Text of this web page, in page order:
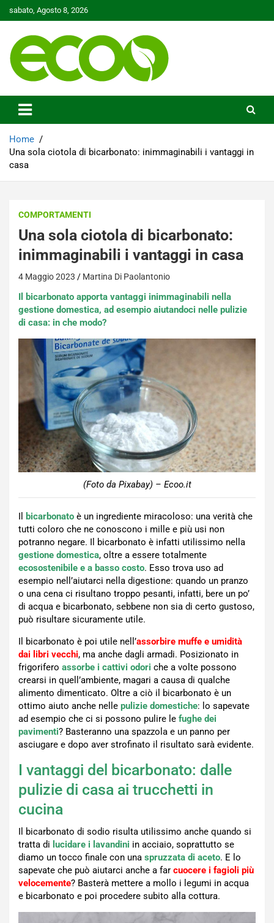
to
sabato, Agosto 8, 2026
Ecoo.it
Home
Una sola ciotola di bicarbonato: inimmaginabili i vantaggi in
casa
COMPORTAMENTI
Una sola ciotola di bicarbonato:
inimmaginabili i vantaggi in casa
4 Maggio 2023 Martina Di Paolantonio
Il bicarbonato apporta vantaggi inimmaginabili nella
gestione domestica, ad esempio aiutandoci nelle pulizie
di casa: in che modo?
(Foto da Pixabay) – Ecoo.it
Il bicarbonato è un ingrediente miracoloso: una verità che
tutti coloro che ne conoscono i mille e più usi non
potranno negare. Il bicarbonato è infatti utilissimo nella
gestione domestica, oltre a essere totalmente
ecosostenibile e a basso costo. Esso trova uso ad
esempio nell’aiutarci nella digestione: quando un pranzo
o una cena ci risultano troppo pesanti, infatti, bere un po’
di acqua e bicarbonato, sebbene non sia di certo gustoso,
può risultare sicuramente utile.
Il bicarbonato è poi utile nell’assorbire muffe e umidità
dai libri vecchi, ma anche dagli armadi. Posizionato in
frigorifero assorbe i cattivi odori che a volte possono
crearsi in quell’ambiente, magari a causa di qualche
alimento dimenticato. Oltre a ciò il bicarbonato è un
ottimo aiuto anche nelle pulizie domestiche: lo sapevate
ad esempio che ci si possono pulire le fughe dei
pavimenti? Basteranno una spazzola e un panno per
asciugare e dopo aver strofinato il risultato sarà evidente.
I vantaggi del bicarbonato: dalle
pulizie di casa ai trucchetti in
cucina
Il bicarbonato di sodio risulta utilissimo anche quando si
tratta di lucidare i lavandini in acciaio, soprattutto se
diamo un tocco finale con una spruzzata di aceto. E lo
sapevate che può aiutarci anche a far cuocere i fagioli più
velocemente? Basterà mettere a mollo i legumi in acqua
e bicarbonato e poi procedere subito alla cottura.